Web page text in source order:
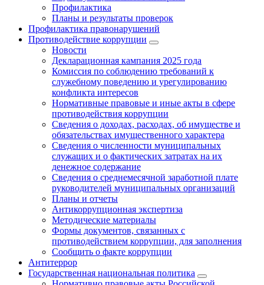
Профилактика
Планы и результаты проверок
Профилактика правонарушений
Противодействие коррупции
Новости
Декларационная кампания 2025 года
Комиссия по соблюдению требований к
служебному поведению и урегулированию
конфликта интересов
Нормативные правовые и иные акты в сфере
противодействия коррупции
Сведения о доходах, расходах, об имуществе и
обязательствах имущественного характера
Сведения о численности муниципальных
служащих и о фактических затратах на их
денежное содержание
Сведения о среднемесячной заработной плате
руководителей муниципальных организаций
Планы и отчеты
Антикоррупционная экспертиза
Методические материалы
Формы документов, связанных с
противодействием коррупции, для заполнения
Сообщить о факте коррупции
Антитеррор
Государственная национальная политика